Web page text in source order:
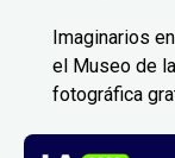
Imaginarios
el Museo de
fotográfica